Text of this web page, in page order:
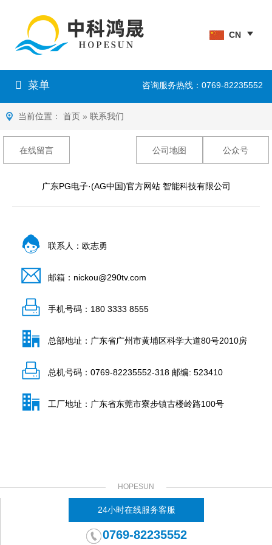
CN
菜单 咨询服务热线：0769-82235552
当前位置： 首页 » 联系我们
在线留言 公司地图 公众号
广东PG电子·(AG中国)官方网站 智能科技有限公司
联系人：欧志勇
邮箱：nickou@290tv.com
手机号码：180 3333 8555
总部地址：广东省广州市黄埔区科学大道80号2010房
总机号码：0769-82235552-318 邮编: 523410
工厂地址：广东省东莞市寮步镇古楼岭路100号
HOPESUN
24小时在线服务客服
0769-82235552